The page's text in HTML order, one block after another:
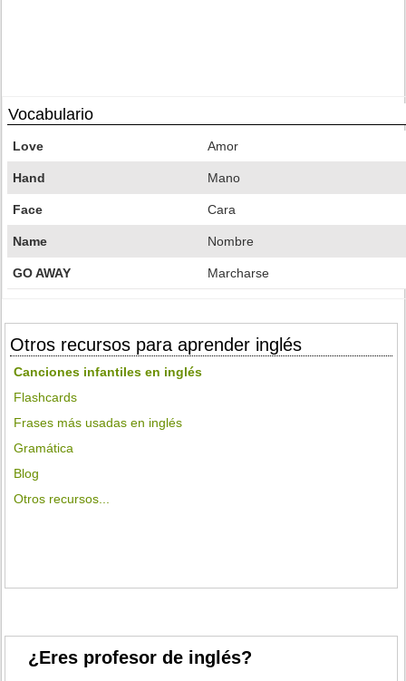
Vocabulario
Love Amor
Hand Mano
Face Cara
Name Nombre
GO AWAY Marcharse
Otros recursos para aprender inglés
Canciones infantiles en inglés
Flashcards
Frases más usadas en inglés
Gramática
Blog
Otros recursos...
¿Eres profesor de inglés?